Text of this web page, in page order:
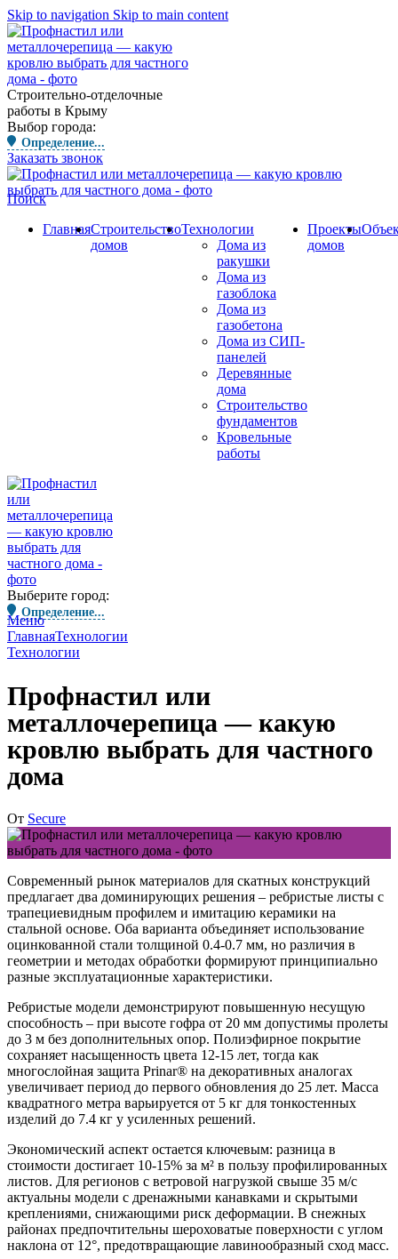
Skip to navigation Skip to main content
Строительно-отделочные
работы в Крыму
Выбор города:
Определение...
Заказать звонок
Поиск
ГлавнаяСтроительство
домов
Технологии
Дома из
ракушки
Дома из
газоблока
Дома из
газобетона
Дома из СИП-
панелей
Деревянные
дома
Строительство
фундаментов
Кровельные
работы
Проекты
домов
Выберите город:
Определение...
Меню
ГлавнаяТехнологии
Технологии
Профнастил или
металлочерепица — какую
кровлю выбрать для частного
дома
От Secure
Современный рынок материалов для скатных конструкций
предлагает два доминирующих решения – ребристые листы с
трапециевидным профилем и имитацию керамики на
стальной основе. Оба варианта объединяет использование
оцинкованной стали толщиной 0.4-0.7 мм, но различия в
геометрии и методах обработки формируют принципиально
разные эксплуатационные характеристики.
Ребристые модели демонстрируют повышенную несущую
способность – при высоте гофра от 20 мм допустимы пролеты
до 3 м без дополнительных опор. Полиэфирное покрытие
сохраняет насыщенность цвета 12-15 лет, тогда как
многослойная защита Prinar® на декоративных аналогах
увеличивает период до первого обновления до 25 лет. Масса
квадратного метра варьируется от 5 кг для тонкостенных
изделий до 7.4 кг у усиленных решений.
Экономический аспект остается ключевым: разница в
стоимости достигает 10-15% за м² в пользу профилированных
листов. Для регионов с ветровой нагрузкой свыше 35 м/с
актуальны модели с дренажными канавками и скрытыми
креплениями, снижающими риск деформации. В снежных
районах предпочтительны шероховатые поверхности с углом
наклона от 12°, предотвращающие лавинообразный сход масс.